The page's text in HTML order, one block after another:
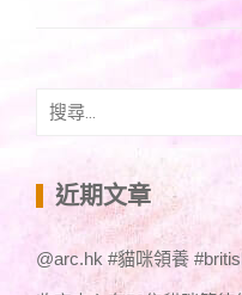
搜
鍵 近期文章
@arc.hk #貓咪領養